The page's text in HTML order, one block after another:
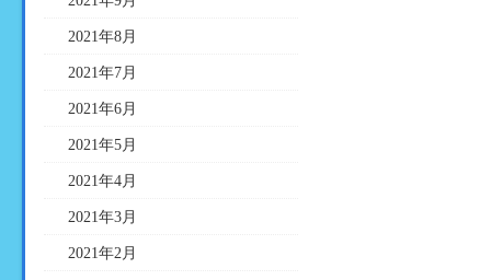
2021年8月
2021年7月
2021年6月
2021年5月
2021年4月
2021年3月
2021年2月